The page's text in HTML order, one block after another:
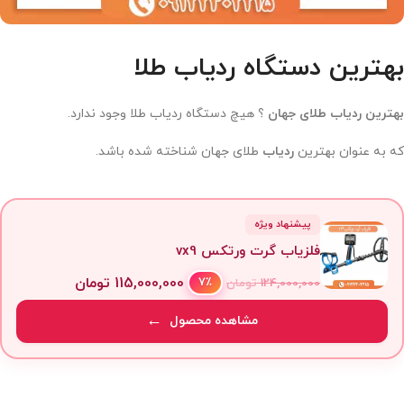
بهترین دستگاه ردیاب طلا
بهترین ردیاب طلای جهان ؟ هیچ دستگاه ردیاب طلا وجود ندارد.
که به عنوان بهترین ردیاب طلای جهان شناخته شده باشد.
پیشنهاد ویژه
فلزیاب گرت ورتکس vx9
124,000,000 تومان 7٪ 115,000,000 تومان
مشاهده محصول